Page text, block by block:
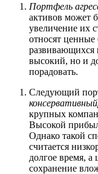
Портфель
активов может
увеличение их
относят
развивающихся
высокий, но и
порадовать.
Следующий
консервативный
крупных
Высокой
Однако такой
считается
долгое время, а
сохранение